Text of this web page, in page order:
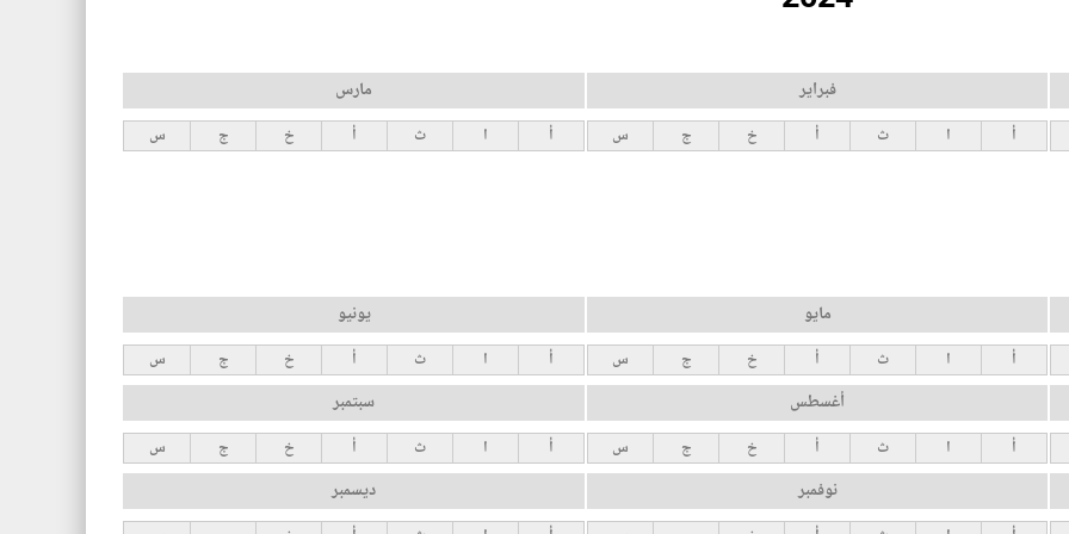
فبراير
أ ا ث أ خ ج س
مارس
أ ا ث أ خ ج س
مايو
أ ا ث أ خ ج س
يونيو
أ ا ث أ خ ج س
أغسطس
أ ا ث أ خ ج س
سبتمبر
أ ا ث أ خ ج س
نوفمبر ديسمبر